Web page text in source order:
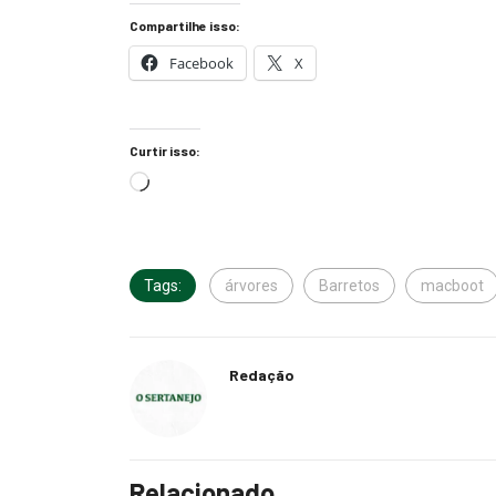
Compartilhe isso:
Facebook X
Curtir isso:
Tags: árvores Barretos macboot
Redação